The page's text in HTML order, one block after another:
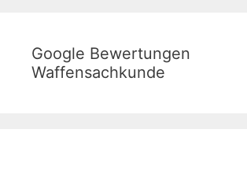
Google Bewertungen
Waffensachkunde